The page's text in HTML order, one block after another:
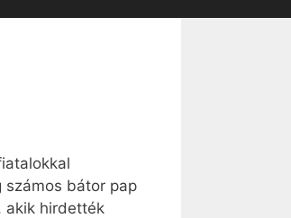
bátor pap
akik hirdették